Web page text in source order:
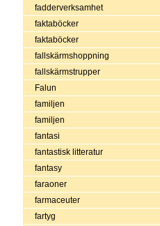
fadderverksamhet
faktaböcker
faktaböcker
fallskärmshoppning
fallskärmstrupper
Falun
familjen
familjen
fantasi
fantastisk litteratur
fantasy
faraoner
farmaceuter
fartyg